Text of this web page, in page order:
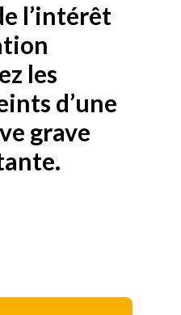
l’intérêt
les
d’une
grave